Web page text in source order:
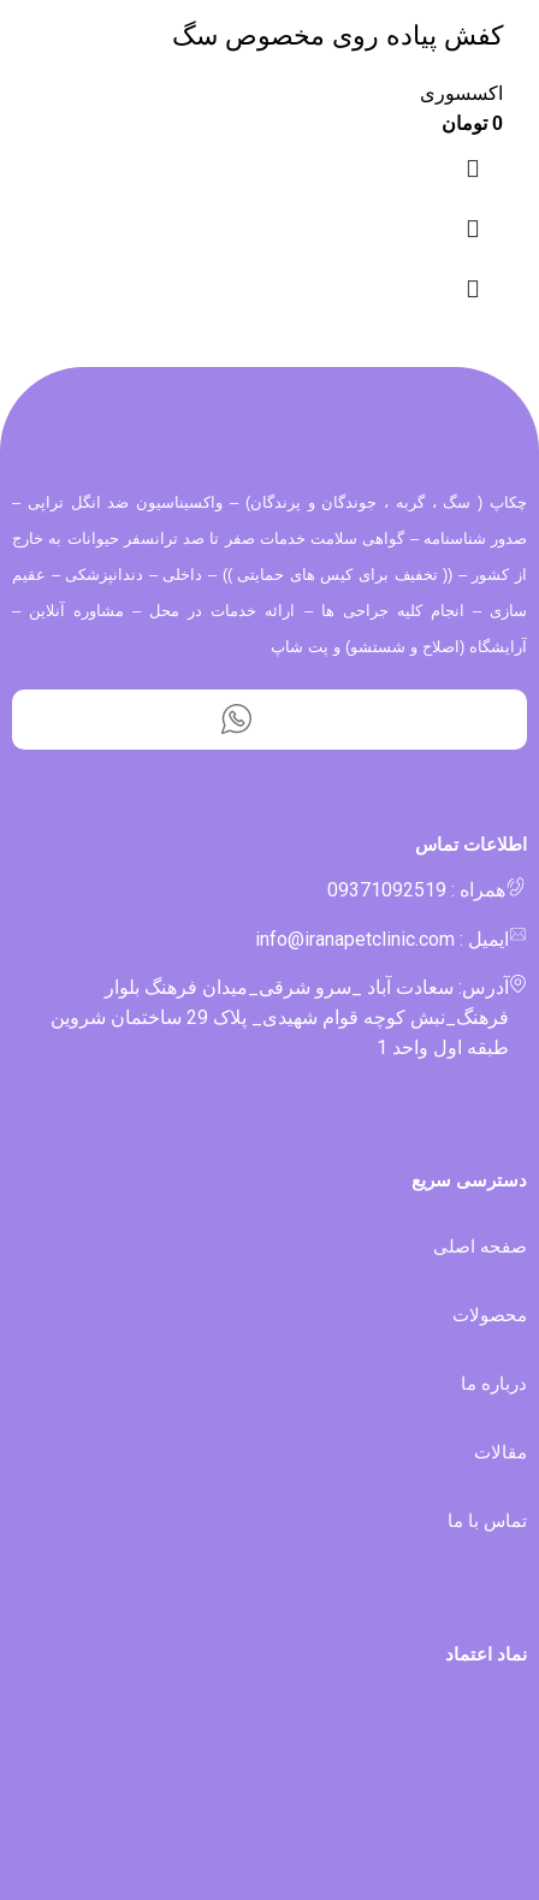
کفش پیاده روی مخصوص سگ
اکسسوری
0 تومان
چکاپ ( سگ ، گربه ، جوندگان و پرندگان) – واکسیناسیون ضد انگل تراپی –
صدور شناسنامه – گواهی سلامت خدمات صفر تا صد ترانسفر حیوانات به خارج
از کشور – (( تخفیف برای کیس های حمایتی )) – داخلی – دندانپزشکی – عقیم
سازی – انجام کلیه جراحی ها – ارائه خدمات در محل – مشاوره آنلاین –
آرایشگاه (اصلاح و شستشو) و پت شاپ
اطلاعات تماس
همراه : 09371092519
ایمیل : info@iranapetclinic.com
آدرس: سعادت آباد _سرو شرقی_میدان فرهنگ بلوار
فرهنگ_نبش کوچه قوام شهیدی_ پلاک 29 ساختمان شروین
طبقه اول واحد 1
دسترسی سریع
صفحه اصلی
محصولات
درباره ما
مقالات
تماس با ما
نماد اعتماد